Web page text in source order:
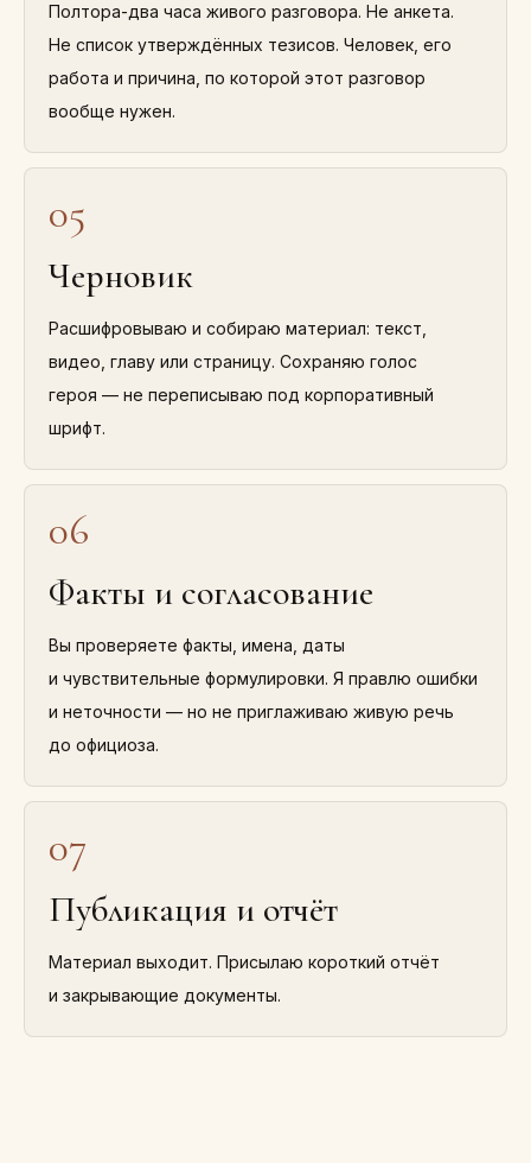
Полтора-два часа живого разговора. Не анкета.
Не список утверждённых тезисов. Человек, его
работа и причина, по которой этот разговор
вообще нужен.
05
Черновик
Расшифровываю и собираю материал: текст,
видео, главу или страницу. Сохраняю голос
героя — не переписываю под корпоративный
шрифт.
06
Факты и согласование
Вы проверяете факты, имена, даты
и чувствительные формулировки. Я правлю ошибки
и неточности — но не приглаживаю живую речь
до официоза.
07
Публикация и отчёт
Материал выходит. Присылаю короткий отчёт
и закрывающие документы.